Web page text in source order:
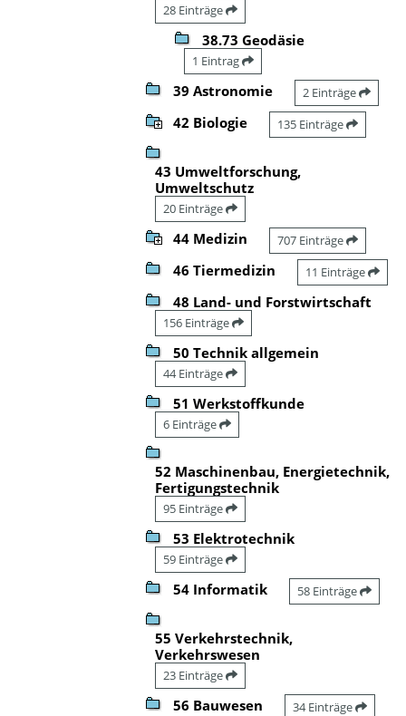
28 Einträge
38.73 Geodäsie
1 Eintrag
39 Astronomie 2 Einträge
42 Biologie 135 Einträge
43 Umweltforschung,
Umweltschutz
20 Einträge
44 Medizin 707 Einträge
46 Tiermedizin 11 Einträge
48 Land- und Forstwirtschaft
156 Einträge
50 Technik allgemein
44 Einträge
51 Werkstoffkunde
6 Einträge
52 Maschinenbau, Energietechnik,
Fertigungstechnik
95 Einträge
53 Elektrotechnik
59 Einträge
54 Informatik 58 Einträge
55 Verkehrstechnik,
Verkehrswesen
23 Einträge
56 Bauwesen 34 Einträge